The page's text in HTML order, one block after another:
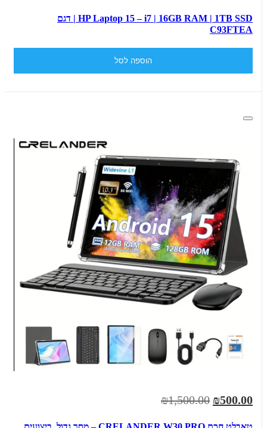
HP Laptop 15 – i7 | 16GB RAM | 1TB SSD | דגם
C93FTEA
הוספה לסל
₪500.00
₪1,500.00